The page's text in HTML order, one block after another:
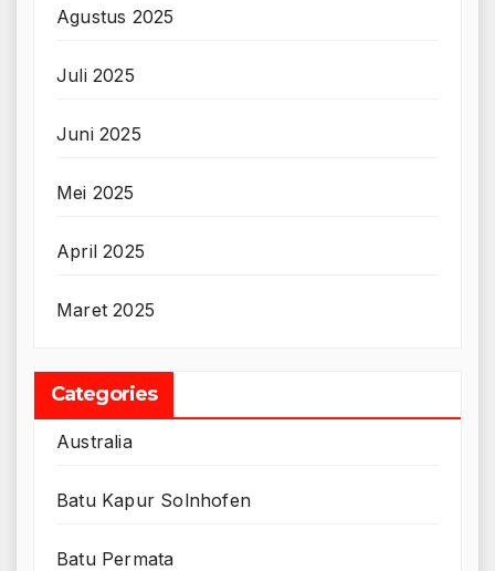
Agustus 2025
Juli 2025
Juni 2025
Mei 2025
April 2025
Maret 2025
Categories
Australia
Batu Kapur Solnhofen
Batu Permata